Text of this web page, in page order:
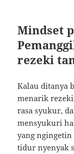
Mindset
rezeki
Kalau ditanya
menarik
rasa syukur,
mensyukuri
yang
tidur nyenyak